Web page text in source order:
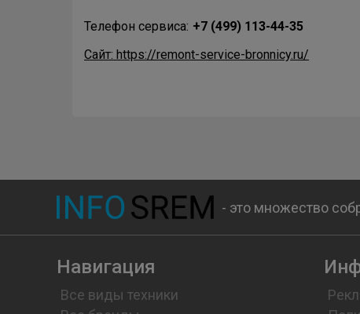
Телефон сервиса: +7 (499) 113-44-35
Сайт: https://remont-service-bronnicy.ru/
- это множество
Навигация
Все виды техники